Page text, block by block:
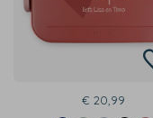
€ 20,99